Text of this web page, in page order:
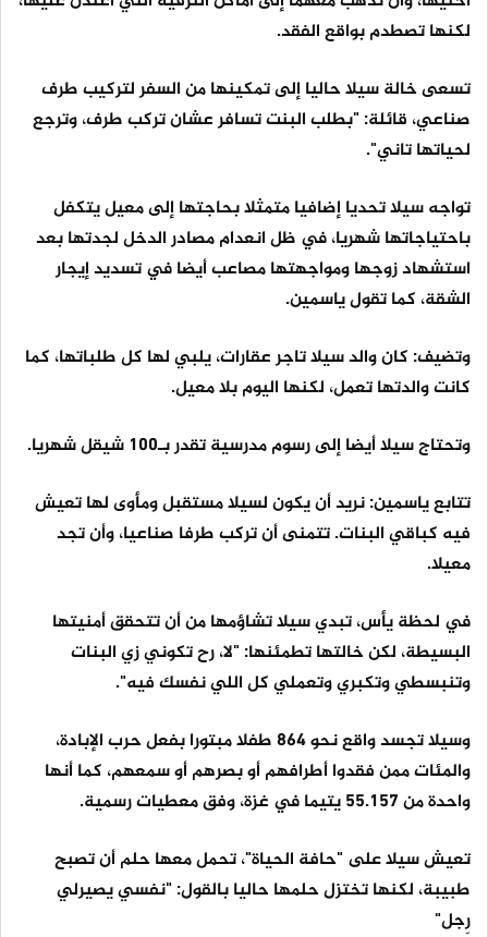
لكنها تصطدم بواقع الفقد.
تسعى خالة سيلا حاليا إلى تمكينها من السفر لتركيب طرف
صناعي، قائلة: "بطلب البنت تسافر عشان تركب طرف، وترجع
لحياتها تاني".
تواجه سيلا تحديا إضافيا متمثلا بحاجتها إلى معيل يتكفل
باحتياجاتها شهريا، في ظل انعدام مصادر الدخل لجدتها بعد
استشهاد زوجها ومواجهتها مصاعب أيضا في تسديد إيجار
الشقة، كما تقول ياسمين.
وتضيف: كان والد سيلا تاجر عقارات، يلبي لها كل طلباتها، كما
كانت والدتها تعمل، لكنها اليوم بلا معيل.
وتحتاج سيلا أيضا إلى رسوم مدرسية تقدر بـ100 شيقل شهريا.
تتابع ياسمين: نريد أن يكون لسيلا مستقبل ومأوى لها تعيش
فيه كباقي البنات. تتمنى أن تركب طرفا صناعيا، وأن تجد
معيلا.
في لحظة يأس، تبدي سيلا تشاؤمها من أن تتحقق أمنيتها
البسيطة، لكن خالتها تطمئنها: "لا، رح تكوني زي البنات
وتنبسطي وتكبري وتعملي كل اللي نفسك فيه".
وسيلا تجسد واقع نحو 864 طفلا مبتورا بفعل حرب الإبادة،
والمئات ممن فقدوا أطرافهم أو بصرهم أو سمعهم، كما أنها
واحدة من 55.157 يتيما في غزة، وفق معطيات رسمية.
تعيش سيلا على "حافة الحياة"، تحمل معها حلم أن تصبح
طبيبة، لكنها تختزل حلمها حاليا بالقول: "نفسي يصيرلي
رِجل"